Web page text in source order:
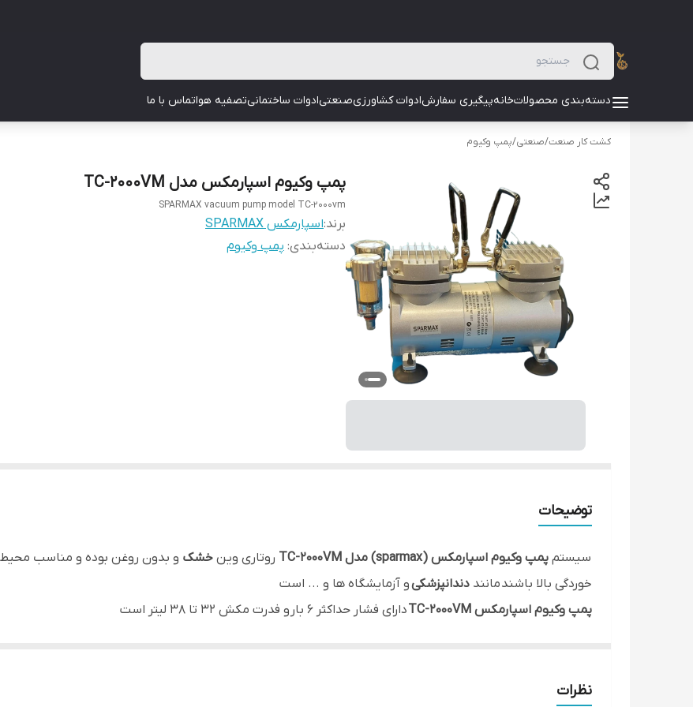
دسته‌بندی محصولاتخانهپیگیری سفارشادوات کشاورزیصنعتیادوات ساختمانیتصفیه هواتماس با ما
کشت کار صنعت/صنعتی/پمپ وکیوم
پمپ وکیوم اسپارمکس مدل TC-2000VM
SPARMAX vacuum pump model TC-2000vm
برند:اسپارمکس SPARMAX
دسته‌بندی: پمپ وکیوم
توضیحات
سیستم پمپ وکیوم اسپارمکس (sparmax) مدل TC-2000VM روتاری وین خشک و بدون روغن بوده و مناسب محیط
خوردگی بالا باشند مانند دندانپزشکیو آزمایشگاه ها و ... است
پمپ وکیوم اسپارمکس TC-2000VM
دارای فشار حداکثر 6 بار و فدرت مکش 32 تا 38 لیتر است
نظرات